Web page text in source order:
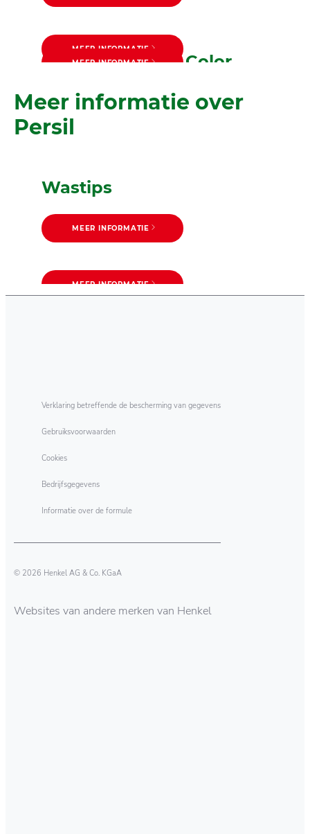
Persil 4in1 Discs Color
MEER INFORMATIE
by Silan
MEER INFORMATIE
Persil 4in1 Discs Expert Stain
Removal
Meer informatie over
Persil
Wastips
MEER INFORMATIE
Buiten het bereik van
MEER INFORMATIE
MEER INFORMATIE
Verklaring betreffende de bescherming van gegevens
Gebruiksvoorwaarden
Cookies
Bedrijfsgegevens
Informatie over de formule
© 2026 Henkel AG & Co. KGaA
Websites van andere merken van Henkel